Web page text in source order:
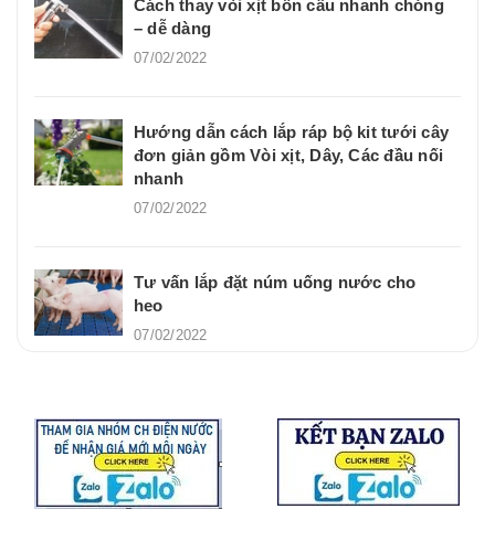
Cách thay vòi xịt bồn cầu nhanh chóng
– dễ dàng
07/02/2022
Hướng dẫn cách lắp ráp bộ kit tưới cây
đơn giản gồm Vòi xịt, Dây, Các đầu nối
nhanh
07/02/2022
Tư vấn lắp đặt núm uống nước cho
heo
07/02/2022